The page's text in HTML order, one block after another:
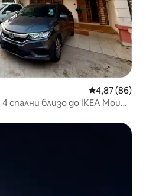
Средна
4,87 (86)
спални близо до IKEA Mount